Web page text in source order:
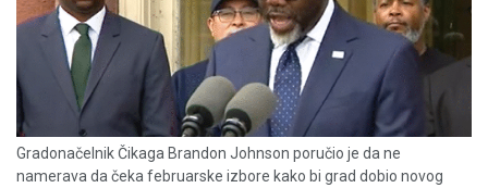
Gradonačelnik Čikaga Brandon Johnson poručio je da ne
namerava da čeka februarske izbore kako bi grad dobio novog